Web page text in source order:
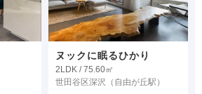
ヌックに眠るひかり
2LDK / 75.60㎡
世田谷区深沢 （自由が丘駅）